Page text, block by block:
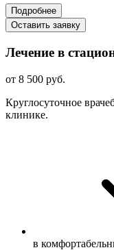
Подробнее
Оставить заявку
Лечение в
от 8 500 руб.
Круглосуточное
клинике.
в